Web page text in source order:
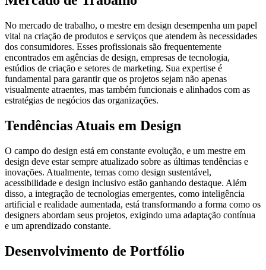
No mercado de trabalho, o mestre em design desempenha um papel
vital na criação de produtos e serviços que atendem às necessidades
dos consumidores. Esses profissionais são frequentemente
encontrados em agências de design, empresas de tecnologia,
estúdios de criação e setores de marketing. Sua expertise é
fundamental para garantir que os projetos sejam não apenas
visualmente atraentes, mas também funcionais e alinhados com as
estratégias de negócios das organizações.
Tendências Atuais em Design
O campo do design está em constante evolução, e um mestre em
design deve estar sempre atualizado sobre as últimas tendências e
inovações. Atualmente, temas como design sustentável,
acessibilidade e design inclusivo estão ganhando destaque. Além
disso, a integração de tecnologias emergentes, como inteligência
artificial e realidade aumentada, está transformando a forma como os
designers abordam seus projetos, exigindo uma adaptação contínua
e um aprendizado constante.
Desenvolvimento de Portfólio